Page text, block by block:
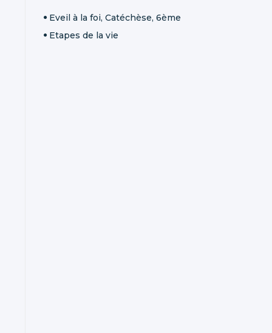
Eveil à la foi, Catéchèse, 6ème
Etapes de la vie